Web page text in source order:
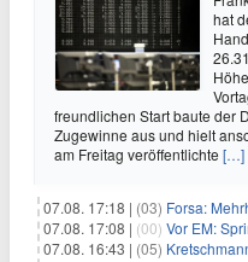
hat
freundlichen Start baute der
Zugewinne aus und hielt
am Freitag veröffentlichte […]
07.08. 17:18 | (03) Forsa: Mehrheit
07.08. 17:08 | (00) Vor EM:
07.08. 16:43 | (05)